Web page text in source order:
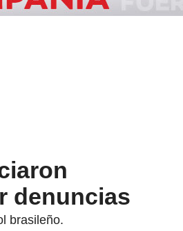
denuncias
brasileño.